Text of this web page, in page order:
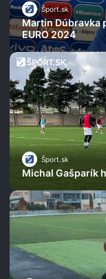
Šport.sk
Martin Dúbravka
EURO 2024
Šport.sk
Michal Gašparík